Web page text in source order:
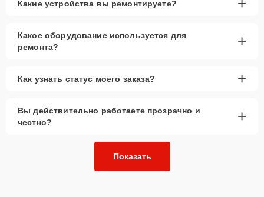
Какие устройства вы ремонтируете?
Какое оборудование используется для
ремонта?
+
Как узнать статус моего заказа? +
Вы действительно работаете прозрачно и
честно?
+
Показать